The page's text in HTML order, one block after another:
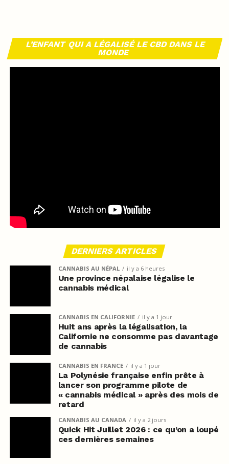
L’ENFANT QUI A LÉGALISÉ LE CBD DANS LE
MONDE
DERNIERS ARTICLES
CANNABIS AU NÉPAL il y a 6 heures
Une province népalaise légalise le
cannabis médical
CANNABIS EN CALIFORNIE il y a 1 jour
Huit ans après la légalisation, la
Californie ne consomme pas davantage
de cannabis
CANNABIS EN FRANCE il y a 1 jour
La Polynésie française enfin prête à
lancer son programme pilote de
« cannabis médical » après des mois de
retard
CANNABIS AU CANADA il y a 2 jours
Quick Hit Juillet 2026 : ce qu’on a loupé
ces dernières semaines